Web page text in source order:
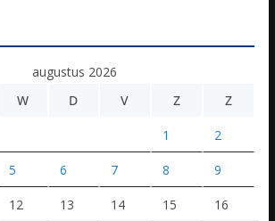
augustus 2026
W D V Z Z
1 2
5 6 7 8 9
12 13 14 15 16